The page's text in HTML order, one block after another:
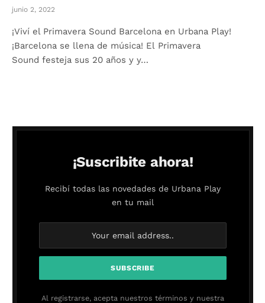
junio 2, 2022
¡Viví el Primavera Sound Barcelona en Urbana Play!
¡Barcelona se llena de música! El Primavera
Sound festeja sus 20 años y y…
¡Suscribite ahora!
Recibí todas las novedades de Urbana Play
en tu mail
Al registrarse, acepta nuestros términos y nuestra